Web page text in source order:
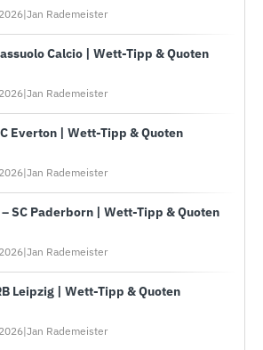
|Jan Rademeister
Calcio | Wett-Tipp & Quoten
|Jan Rademeister
Everton | Wett-Tipp & Quoten
|Jan Rademeister
SC Paderborn | Wett-Tipp & Quoten
|Jan Rademeister
Leipzig | Wett-Tipp & Quoten
|Jan Rademeister